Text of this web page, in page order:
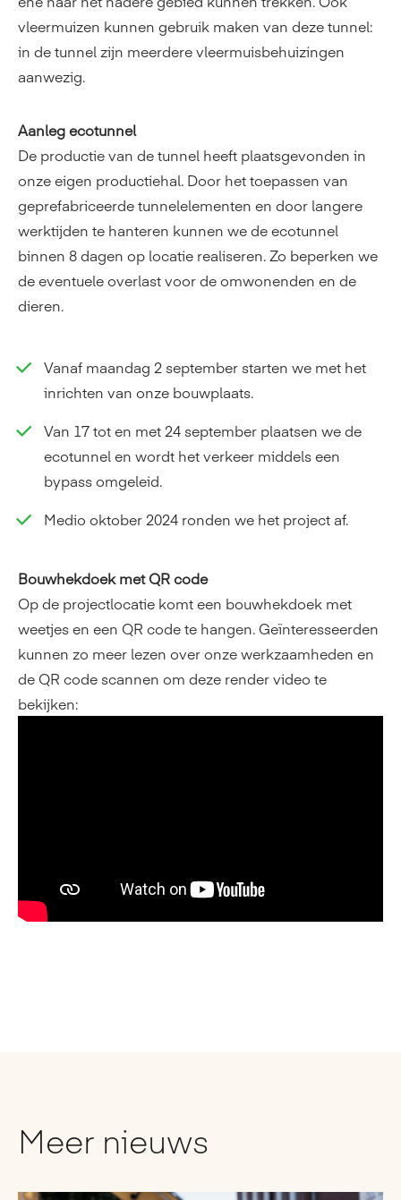
vleermuizen kunnen gebruik maken van deze tunnel:
in de tunnel zijn meerdere vleermuisbehuizingen
aanwezig.
Aanleg ecotunnel
De productie van de tunnel heeft plaatsgevonden in
onze eigen productiehal. Door het toepassen van
geprefabriceerde tunnelelementen en door langere
werktijden te hanteren kunnen we de ecotunnel
binnen 8 dagen op locatie realiseren. Zo beperken we
de eventuele overlast voor de omwonenden en de
dieren.
Vanaf maandag 2 september starten we met het
inrichten van onze bouwplaats.
Van 17 tot en met 24 september plaatsen we de
ecotunnel en wordt het verkeer middels een
bypass omgeleid.
Medio oktober 2024 ronden we het project af.
Bouwhekdoek met QR code
Op de projectlocatie komt een bouwhekdoek met
weetjes en een QR code te hangen. Geïnteresseerden
kunnen zo meer lezen over onze werkzaamheden en
de QR code scannen om deze render video te
bekijken:
Meer nieuws